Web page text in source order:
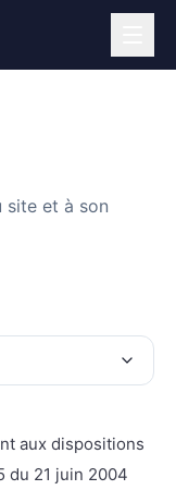
site et à son
aux dispositions
du 21 juin 2004